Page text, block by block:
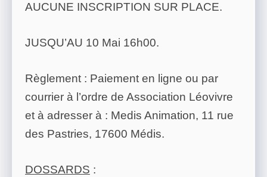
AUCUNE INSCRIPTION SUR PLACE.
JUSQU’AU 10 Mai 16h00.
Règlement : Paiement en ligne ou par
courrier à l’ordre de Association Léovivre
et à adresser à : Medis Animation, 11 rue
des Pastries, 17600 Médis.
DOSSARDS :